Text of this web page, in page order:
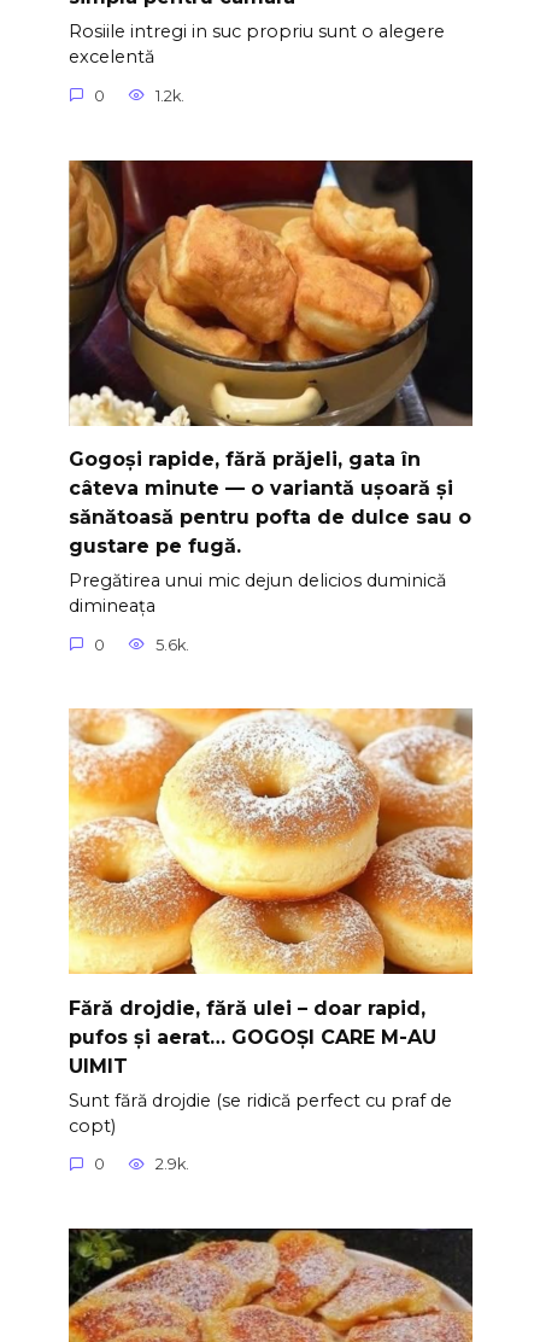
Rosiile intregi in suc propriu sunt o alegere
excelentă
0 1.2k.
Gogoși rapide, fără prăjeli, gata în
câteva minute — o variantă ușoară și
sănătoasă pentru pofta de dulce sau o
gustare pe fugă.
Pregătirea unui mic dejun delicios duminică
dimineața
0 5.6k.
Fără drojdie, fără ulei – doar rapid,
pufos și aerat… GOGOȘI CARE M-AU
UIMIT
Sunt fără drojdie (se ridică perfect cu praf de
copt)
0 2.9k.